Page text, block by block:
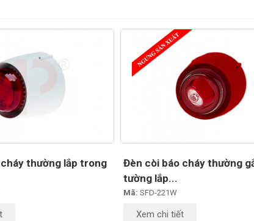
thường lắp trong
Đèn còi báo cháy thường
tường lắp...
Mã: SFD-221W
Xem chi tiết